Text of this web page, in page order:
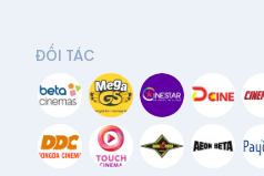
ĐỐI TÁC